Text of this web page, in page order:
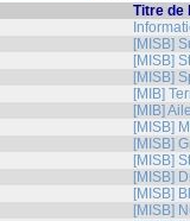
Titre de
[MISB]
[MISB]
[MISB]
[MIB]
[MIB]
[MISB]
[MISB]
[MISB]
[MISB]
[MISB]
[MISB]